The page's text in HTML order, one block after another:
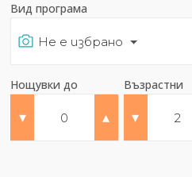
Вид програма
Не е избрано
Нощувки до
▴
▾
Възрастни
▾